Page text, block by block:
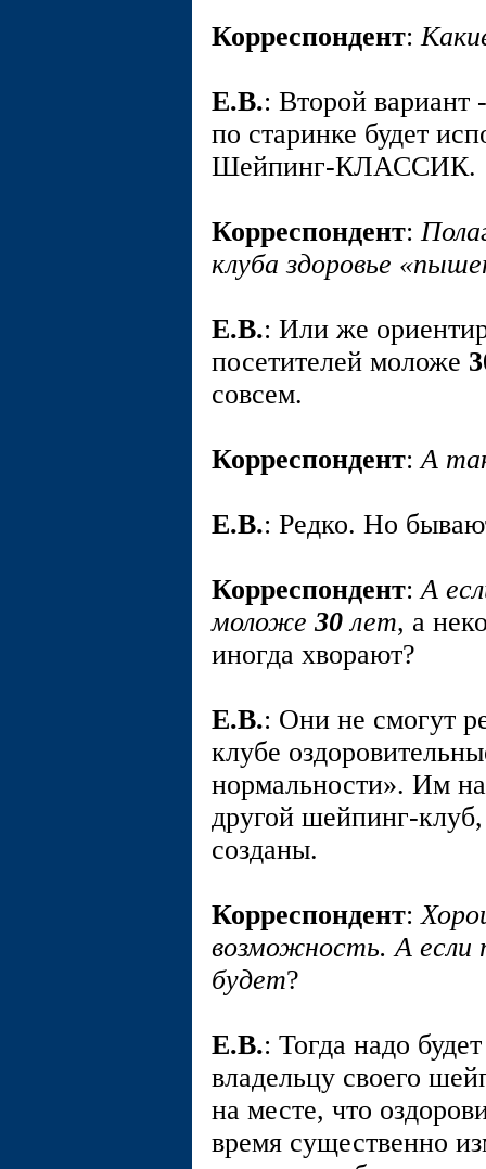
Корреспондент:
E.В.: Второй вариант
по старинке будет
Шейпинг-КЛАССИК.
Корреспондент:
клуба здоровье
E.В.: Или же
посетителей моложе
совсем.
Корреспондент:А
E.В.: Редко. Но
Корреспондент:А
моложе 30лет, а
иногда хворают?
E.В.: Они не смогут
клубе
нормальности». Им
другой шейпинг-
созданы.
Корреспондент:
возможность. А если
будет?
E.В.: Тогда надо
владельцу своего
на месте, что
время существенно